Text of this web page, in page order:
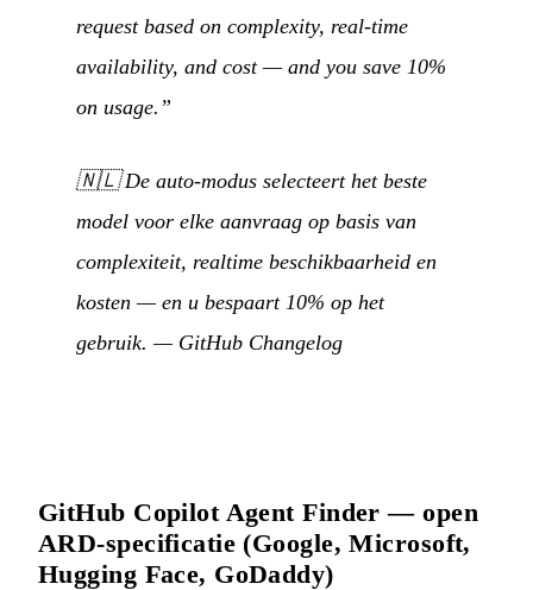
request based on complexity, real-time
availability, and cost — and you save 10%
on usage.”
🇳🇱De auto-modus selecteert het beste
model voor elke aanvraag op basis van
complexiteit, realtime beschikbaarheid en
kosten — en u bespaart 10% op het
gebruik. — GitHub Changelog
GitHub Copilot Agent Finder — open
ARD-specificatie (Google, Microsoft,
Hugging Face, GoDaddy)